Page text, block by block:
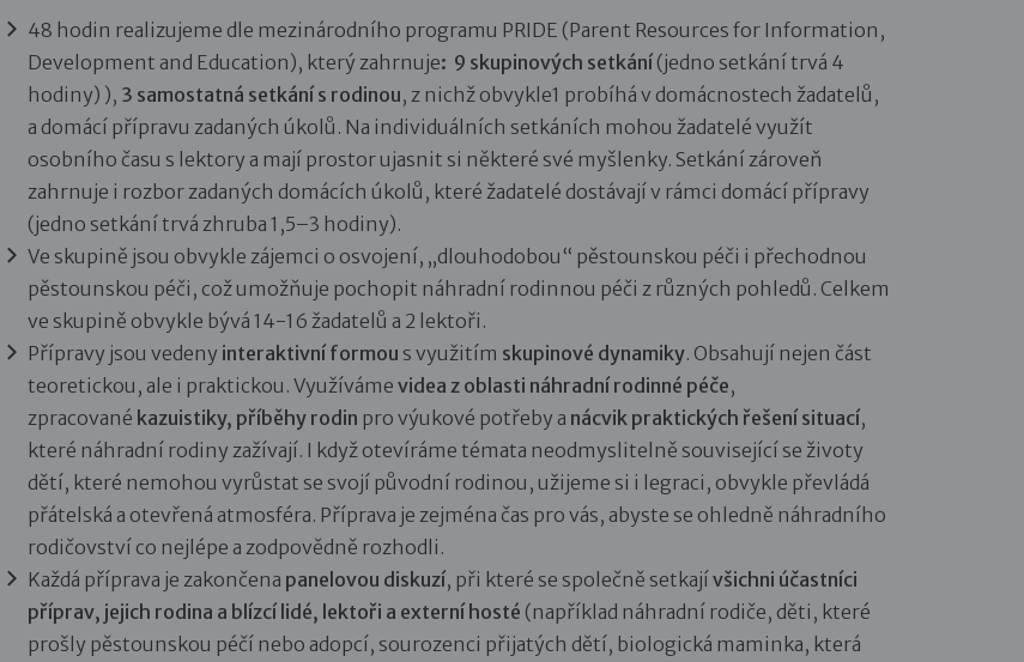
48 hodin realizujeme dle mezinárodního programu PRIDE (Parent Resources for Information,
Development and Education), který zahrnuje: 9 skupinových setkání(jedno setkání trvá 4
hodiny) ), 3 samostatná setkání s rodinou, z nichž obvykle1 probíhá v domácnostech žadatelů,
a domácí přípravu zadaných úkolů. Na individuálních setkáních mohou žadatelé využít
osobního času s lektory a mají prostor ujasnit si některé své myšlenky. Setkání zároveň
zahrnuje i rozbor zadaných domácích úkolů, které žadatelé dostávají v rámci domácí přípravy
(jedno setkání trvá zhruba 1,5–3 hodiny).
Ve skupině jsou obvykle zájemci o osvojení, „dlouhodobou“ pěstounskou péči i přechodnou
pěstounskou péči, což umožňuje pochopit náhradní rodinnou péči z různých pohledů. Celkem
ve skupině obvykle bývá 14-16 žadatelů a 2 lektoři.
Přípravy jsou vedeny interaktivní formou s využitím skupinové dynamiky. Obsahují nejen část
teoretickou, ale i praktickou. Využíváme videa z oblasti náhradní rodinné péče,
zpracované kazuistiky, příběhy rodin pro výukové potřeby a nácvik praktických řešení situací,
které náhradní rodiny zažívají. I když otevíráme témata neodmyslitelně související se životy
dětí, které nemohou vyrůstat se svojí původní rodinou, užijeme si i legraci, obvykle převládá
přátelská a otevřená atmosféra. Příprava je zejména čas pro vás, abyste se ohledně náhradního
rodičovství co nejlépe a zodpovědně rozhodli.
Každá příprava je zakončena panelovou diskuzí, při které se společně setkají všichni účastníci
příprav, jejich rodina a blízcí lidé, lektoři a externí hosté (například náhradní rodiče, děti, které
prošly pěstounskou péčí nebo adopcí, sourozenci přijatých dětí, biologická maminka, která